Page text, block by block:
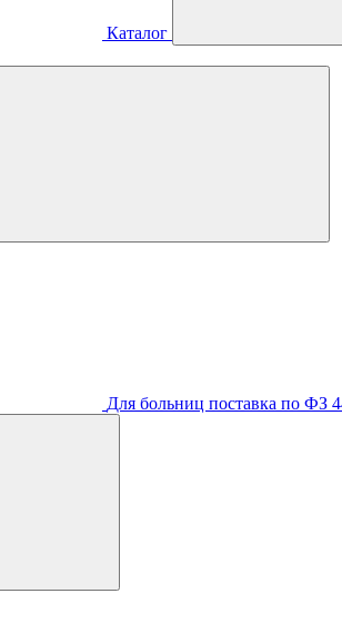
Каталог
Для больниц поставка по ФЗ